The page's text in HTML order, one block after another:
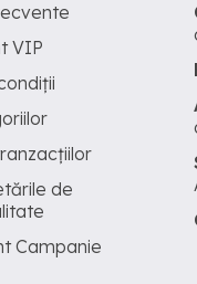
VIP
de
Campanie